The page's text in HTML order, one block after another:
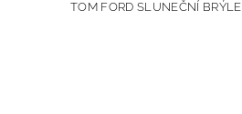
TOM FORD SLUNEČNÍ